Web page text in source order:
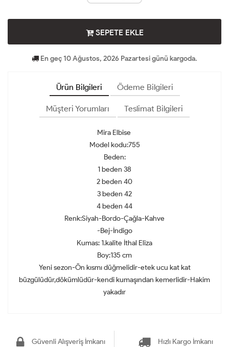
SEPETE EKLE
En geç 10 Ağustos, 2026 Pazartesi günü kargoda.
Ürün Bilgileri Ödeme Bilgileri
Müşteri Yorumları Teslimat Bilgileri
Mira Elbise
Model kodu:755
Beden:
1 beden 38
2 beden 40
3 beden 42
4 beden 44
Renk:Siyah-Bordo-Çağla-Kahve
-Bej-İndigo
Kumas‌: 1.kalite İthal Eliza
Boy:135 cm
Yeni sezon-Ön kısmı düğmelidir-etek ucu kat kat
büzgülüdür,dökümlüdür-kendi kumaşından kemerlidir-Hakim
yakadır
Güvenli Alışveriş İmkanı Hızlı Kargo İmkanı